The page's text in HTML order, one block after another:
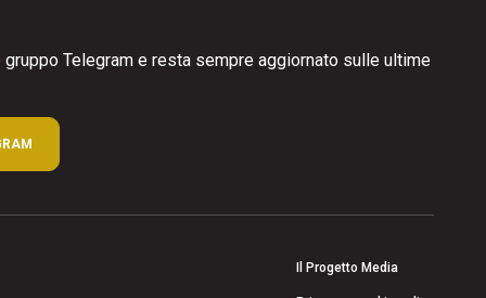
Telegram e resta sempre aggiornato sulle ultime
Il Progetto Media